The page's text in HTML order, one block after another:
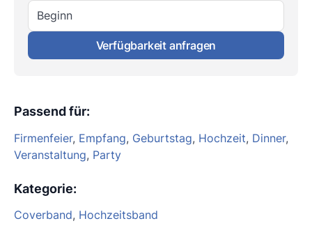
Beginn
Verfügbarkeit anfragen
Passend für:
Firmenfeier, Empfang, Geburtstag, Hochzeit, Dinner,
Veranstaltung, Party
Kategorie:
Coverband, Hochzeitsband